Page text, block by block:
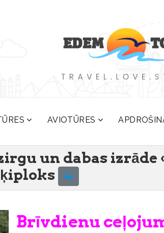
AVIOTŪRES
un dabas
Brīvdienu